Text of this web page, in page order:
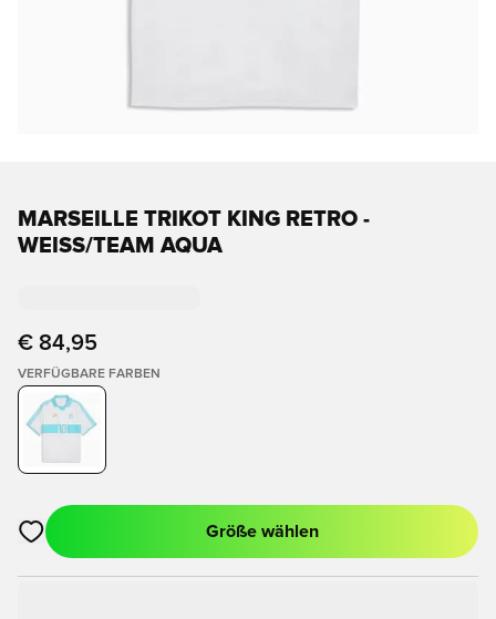
MARSEILLE TRIKOT KING RETRO -
WEISS/TEAM AQUA
€ 84,95
VERFÜGBARE FARBEN
Öffnet ein Fenster zum Anmelden oder Registrieren als
Größe wählen